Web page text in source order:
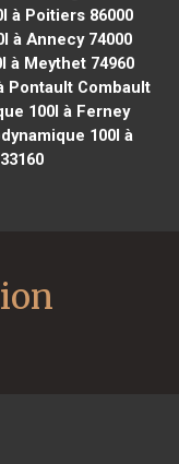
à Poitiers 86000
à Annecy 74000
à Meythet 74960
Pontault Combault
100l à Ferney
100l à